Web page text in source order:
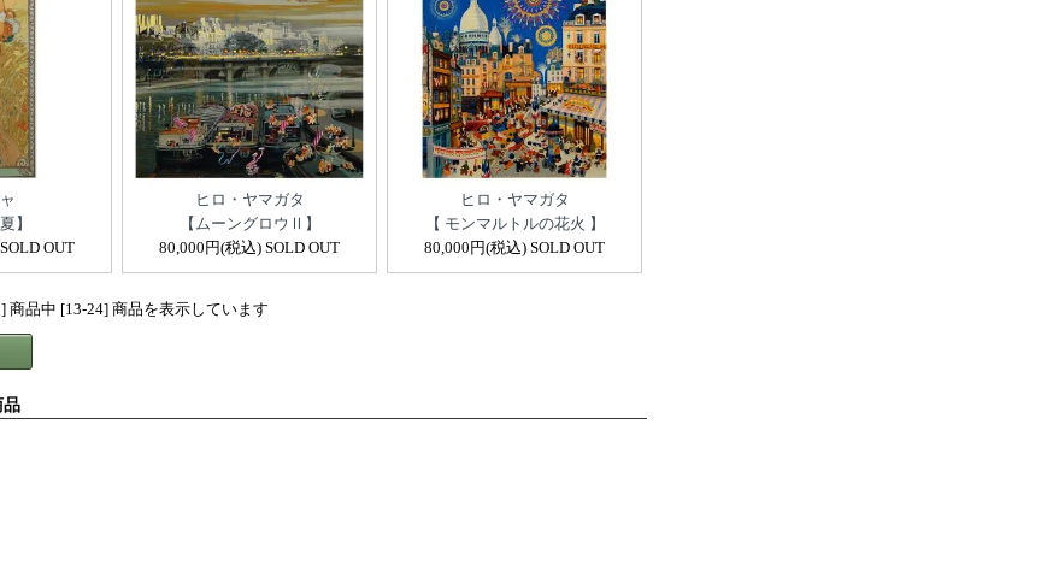
】
OUT
ヒロ・ヤマガタ
【ムーングロウⅡ】
80,000円(税込) SOLD OUT
ヒロ・ヤマガタ
【 モンマルトルの花火 】
80,000円(税込) SOLD OUT
商品中 [13-24] 商品を表示しています
品